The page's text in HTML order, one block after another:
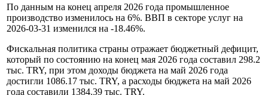
Годовая инфляция по состоянию на 2026-06-30 замедлилась
до 29.84%, при этом регулятор поддерживает ключевую
ставку на уровне 37%.
По данным на конец апреля 2026 года промышленное
производство изменилось на 6%. ВВП в секторе услуг на
2026-03-31 изменился на -18.46%.
Фискальная политика страны отражает бюджетный дефицит,